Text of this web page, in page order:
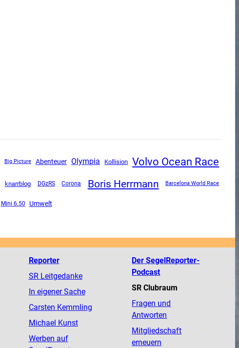
Big Picture Abenteuer Olympia Kollision Volvo Ocean Race
knarrblog DGzRS Corona Boris Herrmann Barcelona World Race
Mini 6.50 Umwelt
Reporter
SR Leitgedanke
In eigener Sache
Carsten Kemmling
Michael Kunst
Werben auf
Der SegelReporter-
Podcast
SR Clubraum
Fragen und
Antworten
Mitgliedschaft
erneuern